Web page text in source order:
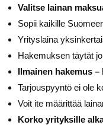
Valitse lainan
Sopii kaikille
Yrityslaina
Hakemuksen täytät
Ilmainen hakemus
Tarjouspyyntö ei ole
Voit ite määrittää
Korko yrityksille